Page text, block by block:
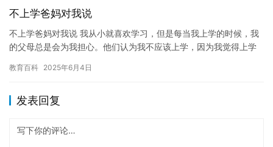
不上学爸妈对我说
不上学爸妈对我说 我从小就喜欢学习，但是每当我上学的时候，我
的父母总是会为我担心。他们认为我不应该上学，因为我觉得上学
得好…
教育百科 2025年6月4日
发表回复